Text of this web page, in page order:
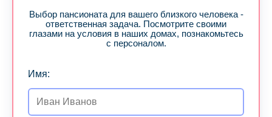
Выбор пансионата для вашего близкого человека -
ответственная задача. Посмотрите своими
глазами на условия в наших домах, познакомьтесь
с персоналом.
Имя: